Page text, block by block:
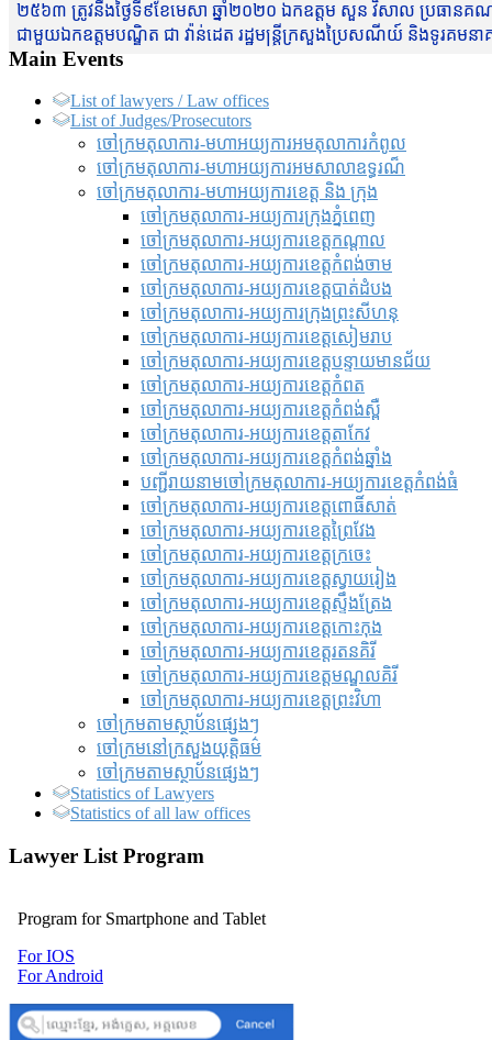
២៥៦៣ ត្រូវនឹងថ្ងៃទី៩ខែមេសា ឆ្នាំ២០២០ ឯកឧត្តម សួន វិសាល ប្រធានគណ
ជាមួយឯកឧត្តមបណ្ឌិត ជា វ៉ាន់ដេត រដ្ឋមន្រ្តីក្រសួងប្រៃសណីយ៍ និងទូរគ
Main Events
List of lawyers / Law offices
List of Judges/Prosecutors
ចៅក្រមតុលាការ-មហាអយ្យការអមតុលាការកំពូល
ចៅក្រមតុលាការ-មហាអយ្យការអមសាលាឧទ្ធរណ៏
ចៅក្រមតុលាការ-មហាអយ្យការខេត្ត និង ក្រុង
ចៅក្រមតុលាការ-អយ្យការក្រុងភ្នំពេញ
ចៅក្រមតុលាការ-អយ្យការខេត្តកណ្តាល
ចៅក្រមតុលាការ-អយ្យការខេត្តកំពង់ចាម
ចៅក្រមតុលាការ-អយ្យការខេត្តបាត់ដំបង
ចៅក្រមតុលាការ-អយ្យការ​ក្រុងព្រះសីហនុ
ចៅក្រមតុលាការ-អយ្យការខេត្តសៀមរាប
ចៅក្រមតុលាការ-អយ្យការខេត្តបន្ទាយមានជ័យ
ចៅក្រមតុលាការ-អយ្យការខេត្តកំពត
ចៅក្រមតុលាការ-អយ្យការខេត្តកំពង់ស្ពឺ
ចៅក្រមតុលាការ-អយ្យការខេត្តតាកែវ
ចៅក្រមតុលាការ-អយ្យការខេត្តកំពង់ឆ្នាំង
បញ្ជីរាយនាមចៅក្រមតុលាការ-អយ្យការខេត្តកំពង់ធំ
ចៅក្រមតុលាការ-អយ្យការខេត្តពោធិ៍សាត់
ចៅក្រមតុលាការ-អយ្យការខេត្តព្រៃវែង
ចៅក្រមតុលាការ-អយ្យការខេត្តក្រចេះ
ចៅក្រមតុលាការ-អយ្យការខេត្តស្វាយរៀង
ចៅក្រមតុលាការ-អយ្យការខេត្តស្ទឹងត្រែង
ចៅក្រមតុលាការ-អយ្យការខេត្តកោះកុង
ចៅក្រមតុលាការ-អយ្យការខេត្តរតនគិរី
ចៅក្រមតុលាការ-អយ្យការខេត្តមណ្ឌលគិរី
ចៅក្រមតុលាការ-អយ្យការខេត្តព្រះវិហា
ចៅក្រមតាមស្ថាប័នផ្សេងៗ
ចៅក្រមនៅក្រសួងយុត្តិធម៌
ចៅក្រមតាមស្ថាប័នផ្សេងៗ
Statistics of Lawyers
Statistics of all law offices
Lawyer List Program
Program for Smartphone and Tablet
For IOS
For Android